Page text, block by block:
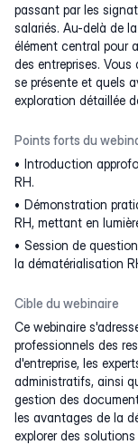
passant par les
salariés. Au-delà de
élément central pour
des entreprises.
se présente et quels
exploration détaillée
Points forts du
Introduction
RH.
Démonstration
RH, mettant en
Session de
la dématérialisation
Cible du webinaire
Ce webinaire
professionnels des
d'entreprise, les
administratifs, ainsi
gestion des
les avantages de la
explorer des